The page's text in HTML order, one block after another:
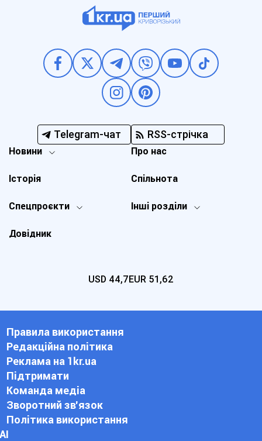
Telegram-чат RSS-стрічка
Новини
Спецпроєкти Інші розділи
Історія
Про нас
Довідник
Спільнота
USD 44,7EUR 51,62
Правила використання
Редакційна політика
Реклама на 1kr.ua
Підтримати
Команда медіа
Зворотний зв'язок
Політика використання
АІ